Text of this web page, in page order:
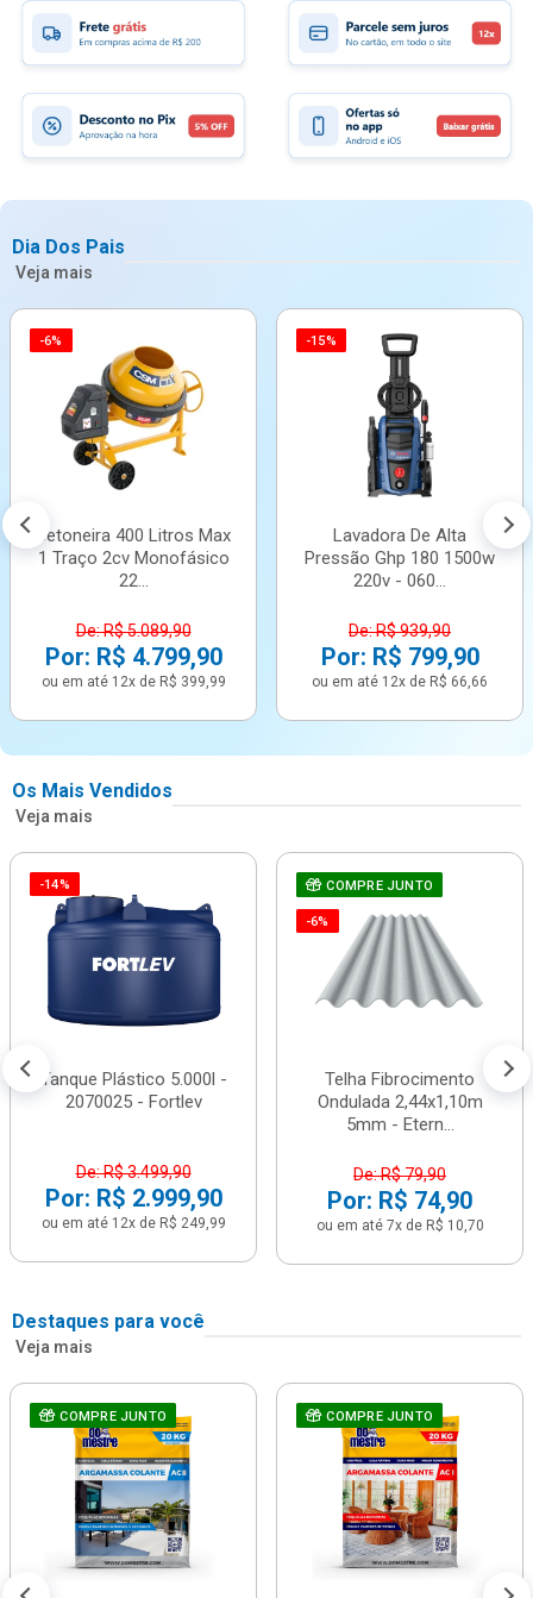
Dia Dos Pais
Veja mais
-6%
Betoneira 400 Litros Max
1 Traço 2cv Monofásico
22...
De: R$ 5.089,90
Por: R$ 4.799,90
ou em até 12x de R$ 399,99
-15%
Lavadora De Alta
Pressão Ghp 180 1500w
220v - 060...
De: R$ 939,90
Por: R$ 799,90
ou em até 12x de R$ 66,66
Os Mais Vendidos
Veja mais
-14%
Tanque Plástico 5.000l -
2070025 - Fortlev
De: R$ 3.499,90
Por: R$ 2.999,90
ou em até 12x de R$ 249,99
COMPRE JUNTO
-6%
Telha Fibrocimento
Ondulada 2,44x1,10m
5mm - Etern...
De: R$ 79,90
Por: R$ 74,90
ou em até 7x de R$ 10,70
Destaques para você
Veja mais
COMPRE JUNTO COMPRE JUNTO